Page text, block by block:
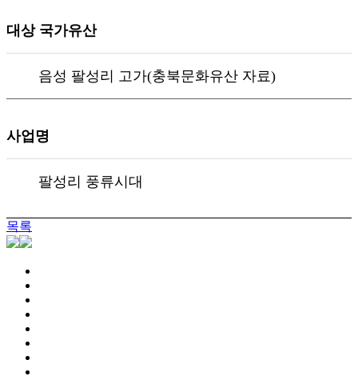
대상 국가유산
음성 팔성리 고가(충북문화유산 자료)
사업명
팔성리 풍류시대
목록